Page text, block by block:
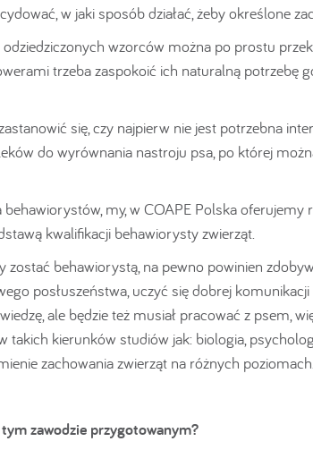
w jaki sposób działać, żeby określone
wzorców można po prostu
trzeba zaspokoić ich naturalną potrzebę
się, czy najpierw nie jest potrzebna
do wyrównania nastroju psa, po której
behawiorystów, my, w COAPE Polska
kwalifikacji behawiorysty zwierząt.
zostać behawiorystą, na pewno powinien
posłuszeństwa, uczyć się dobrej
ale będzie też musiał pracować z psem,
takich kierunków studiów jak: biologia,
zachowania zwierząt na różnych poziomach.
zawodzie przygotowanym?